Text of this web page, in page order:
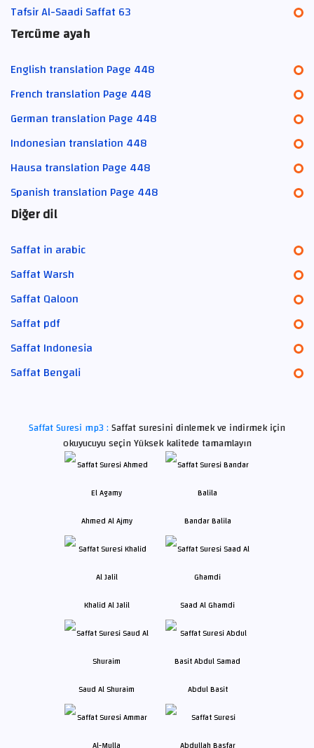
Tafsir Al-Saadi Saffat 63
Tercüme ayah
English translation Page 448
French translation Page 448
German translation Page 448
Indonesian translation 448
Hausa translation Page 448
Spanish translation Page 448
Diğer dil
Saffat in arabic
Saffat Warsh
Saffat Qaloon
Saffat pdf
Saffat Indonesia
Saffat Bengali
Saffat Suresi mp3 :Saffat suresini dinlemek ve indirmek için
okuyucuyu seçin Yüksek kalitede tamamlayın
Ahmed Al Ajmy Bandar Balila
Khalid Al Jalil Saad Al Ghamdi
Saud Al Shuraim Abdul Basit